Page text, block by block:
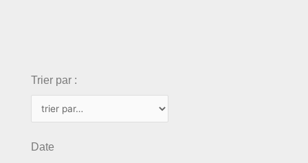
Trier par :
Date